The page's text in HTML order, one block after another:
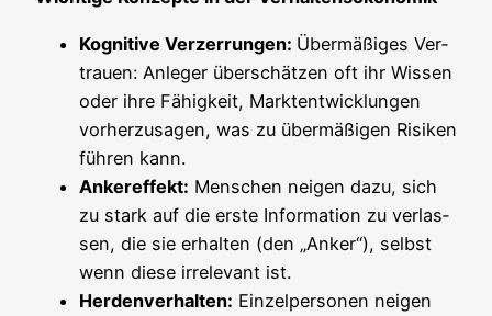
Kogni­ti­ve Ver­zer­run­gen: Über­mä­ßi­ges Ver­
trau­en: Anle­ger über­schät­zen oft ihr Wis­sen
oder ihre Fähig­keit, Markt­ent­wick­lun­gen
vor­her­zu­sa­gen, was zu über­mä­ßi­gen Risi­ken
füh­ren kann.
Anker­ef­fekt: Men­schen nei­gen dazu, sich
zu stark auf die ers­te Infor­ma­ti­on zu ver­las­
sen, die sie erhal­ten (den „Anker“), selbst
wenn die­se irrele­vant ist.
Her­den­ver­hal­ten: Ein­zel­per­so­nen nei­gen